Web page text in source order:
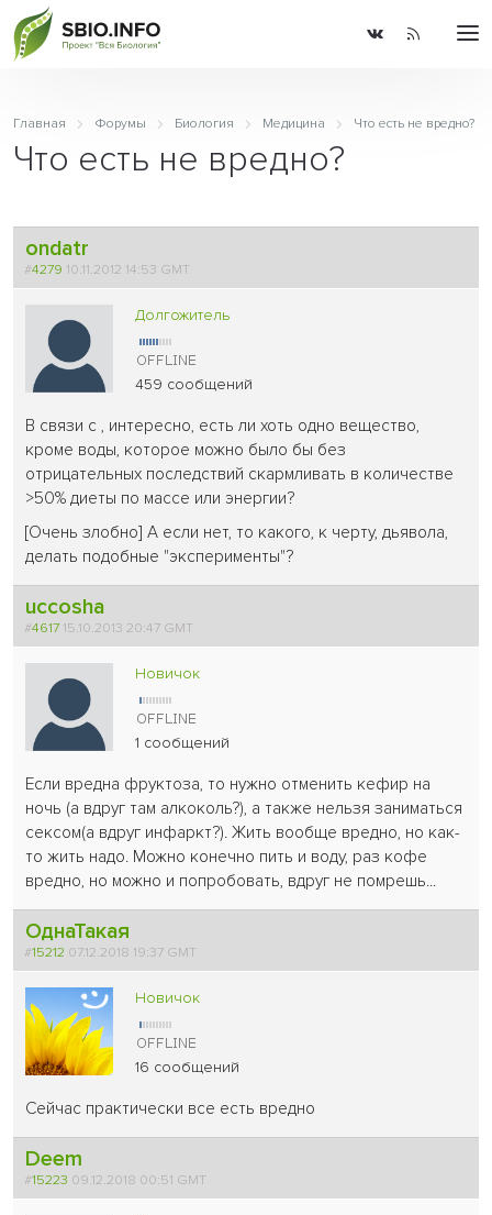
Главная Форумы Биология Медицина Что есть не вредно?
Что есть не вредно?
ondatr
#4279 10.11.2012 14:53 GMT
Долгожитель
459 сообщений
В связи с , интересно, есть ли хоть одно вещество,
кроме воды, которое можно было бы без
отрицательных последствий скармливать в количестве
>50% диеты по массе или энергии?
[Очень злобно] А если нет, то какого, к черту, дьявола,
делать подобные "эксперименты"?
uccosha
#4617 15.10.2013 20:47 GMT
Новичок
1 сообщений
Если вредна фруктоза, то нужно отменить кефир на
ночь (а вдруг там алкоколь?), а также нельзя заниматься
сексом(а вдруг инфаркт?). Жить вообще вредно, но как-
то жить надо. Можно конечно пить и воду, раз кофе
вредно, но можно и попробовать, вдруг не помрешь...
ОднаТакая
#15212 07.12.2018 19:37 GMT
Новичок
16 сообщений
Сейчас практически все есть вредно
Deem
#15223 09.12.2018 00:51 GMT